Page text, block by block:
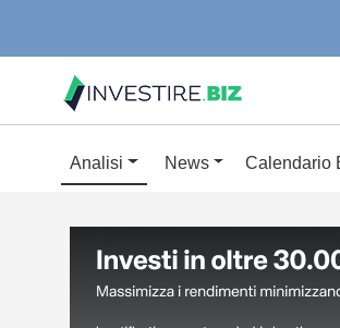
Analisi News Calendario